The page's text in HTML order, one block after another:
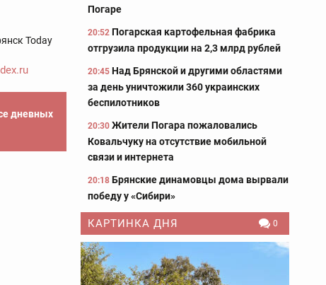
Today
дневных
Погаре
20:52 Погарская картофельная фабрика
отгрузила продукции на 2,3 млрд рублей
20:45 Над Брянской и другими областями
за день уничтожили 360 украинских
беспилотников
20:30 Жители Погара пожаловались
Ковальчуку на отсутствие мобильной
связи и интернета
20:18 Брянские динамовцы дома вырвали
победу у «Сибири»
КАРТИНКА ДНЯ 0